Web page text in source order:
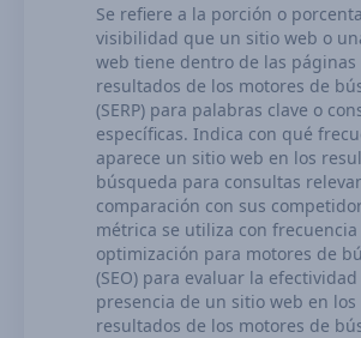
Se refiere a la porción o
visibilidad que un sitio web o
web tiene dentro de las páginas
resultados de los motores de
(SERP) para palabras clave o
específicas. Indica con qué
aparece un sitio web en los
búsqueda para consultas
comparación con sus
métrica se utiliza con frecuencia
optimización para motores de
(SEO) para evaluar la
presencia de un sitio web en los
resultados de los motores de